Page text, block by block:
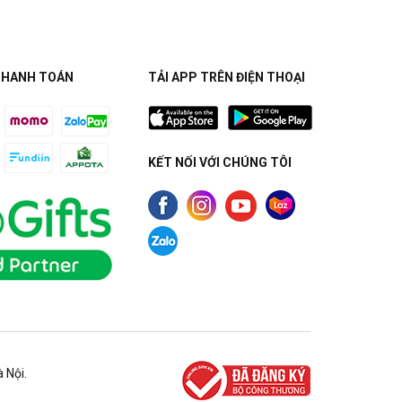
TOÁN TẢI APP TRÊN ĐIỆN THOẠI
KẾT NỐI VỚI CHÚNG TÔI